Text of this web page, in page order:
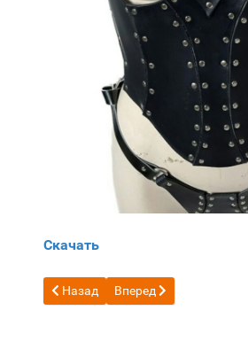
Скачать
Предыдущий: Бесплатная
Назад Следующий:
Вперед